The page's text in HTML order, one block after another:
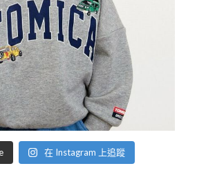
在 Instagram 上追蹤